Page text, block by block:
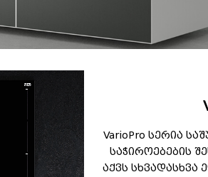
VarioPro სერია
საჭიროებების
აქვს